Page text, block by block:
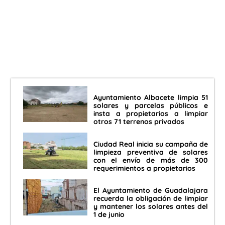
Ayuntamiento Albacete limpia 51
solares y parcelas públicos e
insta a propietarios a limpiar
otros 71 terrenos privados
Ciudad Real inicia su campaña de
limpieza preventiva de solares
con el envío de más de 300
requerimientos a propietarios
El Ayuntamiento de Guadalajara
recuerda la obligación de limpiar
y mantener los solares antes del
1 de junio